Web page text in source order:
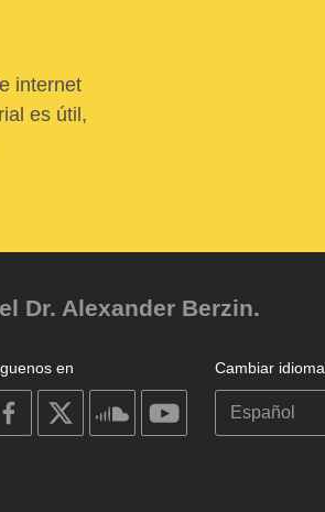
internet
es útil,
Dr. Alexander Berzin.
Cambiar idioma
en
on
facebook
on
on
soundcloudyoutube